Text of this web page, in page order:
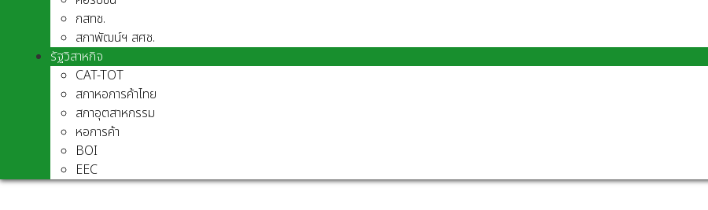
กสทช.
สภาพัฒน์ฯ สศช.
รัฐวิสาหกิจ
CAT-TOT
สภาหอการค้าไทย
สภาอุตสาหกรรม
หอการค้า
BOI
EEC